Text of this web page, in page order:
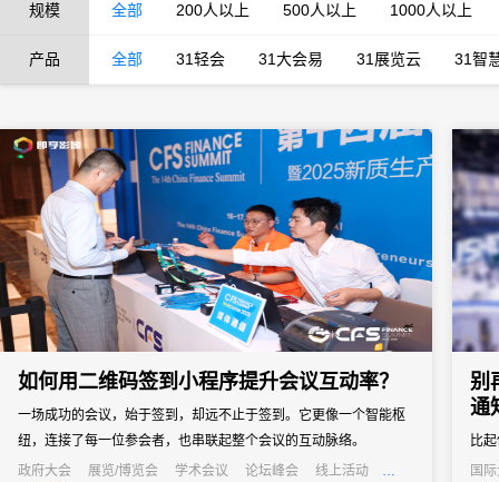
规模 全部 200人以上 500人以上 1000人以上
产品 全部 31轻会 31大会易 31展览云 31智
如何用二维码签到小程序提升会议互动率？
一场成功的会议，始于签到，却远不止于签到。它更像一个智能枢
纽，连接了每一位参会者，也串联起整个会议的互动脉络。
政府大会
展览/博览会 学术会议 论坛峰会
线上活动
别
通
比
理
国